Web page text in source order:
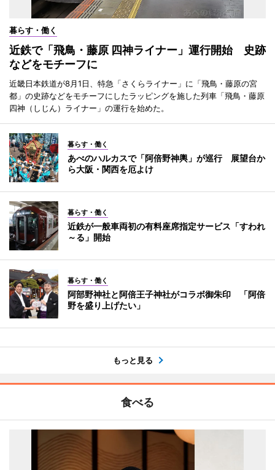
暮らす・働く
近鉄で「飛鳥・藤原 四神ライナー」運行開始 史跡
などをモチーフに
近畿日本鉄道が8月1日、特急「さくらライナー」に「飛鳥・藤原の宮
都」の史跡などをモチーフにしたラッピングを施した列車「飛鳥・藤原
四神（しじん）ライナー」の運行を始めた。
暮らす・働く
あべのハルカスで「阿倍野神輿」が巡行 展望台か
ら大阪・関西を厄よけ
暮らす・働く
近鉄が一般車両初の有料座席指定サービス「すわれ
～る」開始
暮らす・働く
阿部野神社と阿倍王子神社がコラボ御朱印 「阿倍
野を盛り上げたい」
もっと見る
食べる